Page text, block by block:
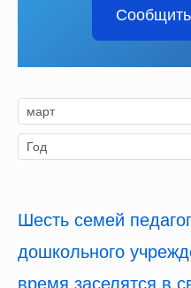
Шесть семей
дошкольного
время заселятся в